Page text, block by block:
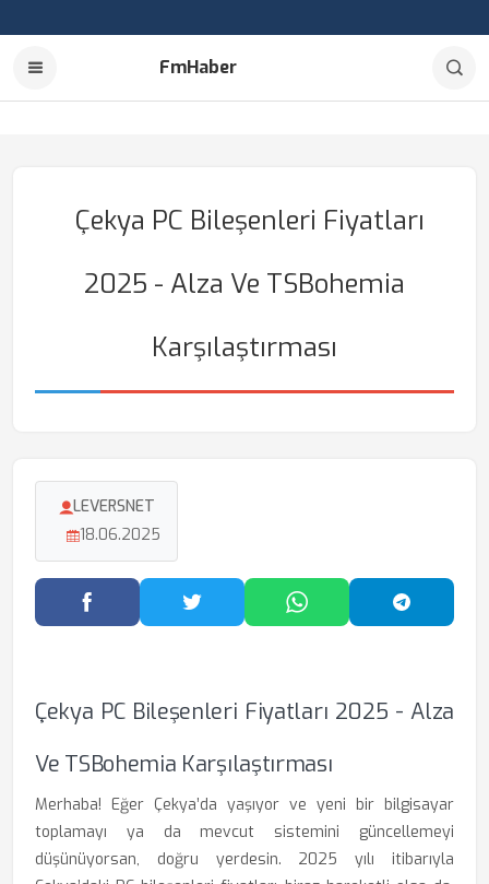
FmHaber
Çekya PC Bileşenleri Fiyatları
2025 - Alza Ve TSBohemia
Karşılaştırması
LEVERSNET
18.06.2025
Facebook'ta PaylaşTwitter'da PaylaşWhatsApp'ta Paylaş
Çekya PC Bileşenleri Fiyatları 2025 - Alza
Ve TSBohemia Karşılaştırması
Merhaba! Eğer Çekya’da yaşıyor ve yeni bir bilgisayar
toplamayı ya da mevcut sistemini güncellemeyi
düşünüyorsan, doğru yerdesin. 2025 yılı itibarıyla